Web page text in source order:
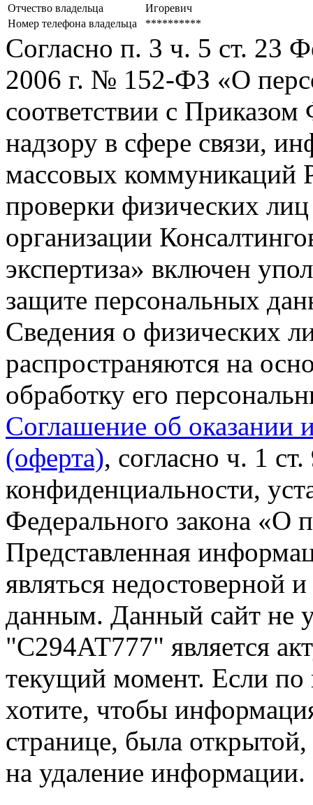
Отчество владельца
Игоревич
Номер телефона владельца
**********
Согласно п. 3 ч. 5 ст. 23
2006 г. № 152-ФЗ «О
соответствии с
надзору в сфере связи,
массовых коммуникаций
проверки физических
организации
экспертиза» включен
защите персональных
Сведения о физических
распространяются на
обработку его
Соглашение об оказании
(оферта), согласно ч. 1
конфиденциальности,
Федерального закона «О
Представленная
являться недостоверной
данным. Данный сайт не
"С294АТ777" является
текущий момент. Если
хотите, чтобы
странице, была открытой,
на удаление информации.